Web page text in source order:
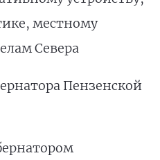
местному
Севера
Пензенской